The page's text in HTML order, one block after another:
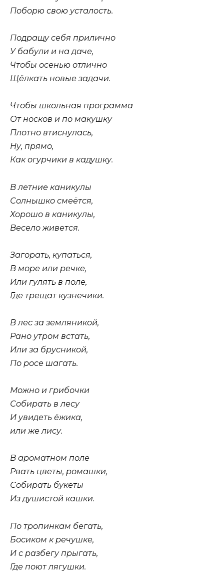
Поборю свою усталость.
Подращу себя прилично
У бабули и на даче,
Чтобы осенью отлично
Щёлкать новые задачи.
Чтобы школьная программа
От носков и по макушку
Плотно втиснулась,
Ну, прямо,
Как огурчики в кадушку.
В летние каникулы
Солнышко смеётся,
Хорошо в каникулы,
Весело живется.
Загорать, купаться,
В море или речке,
Или гулять в поле,
Где трещат кузнечики.
В лес за земляникой,
Рано утром встать,
Или за брусникой,
По росе шагать.
Можно и грибочки
Собирать в лесу
И увидеть ёжика,
или же лису.
В ароматном поле
Рвать цветы, ромашки,
Собирать букеты
Из душистой кашки.
По тропинкам бегать,
Босиком к речушке,
И с разбегу прыгать,
Где поют лягушки.